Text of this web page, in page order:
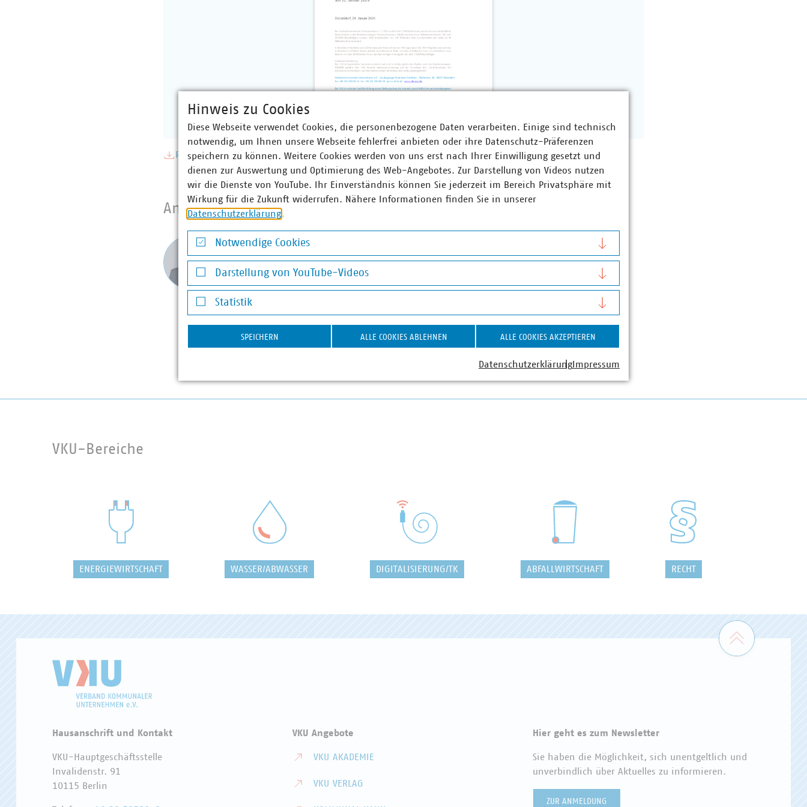
PDF Download
Ansprechpartner
Dr. Jürgen Kruse
Stv. Geschäftsführer
+49 211 159243-13
kruse(at)vku(dot)de
VKU-Bereiche
ENERGIEWIRTSCHAFT WASSER/ABWASSER DIGITALISIERUNG/TK ABFALLWIRTSCHAFT RECHT
Zum
Hausanschrift und Kontakt
VKU-Hauptgeschäftsstelle
Invalidenstr. 91
10115 Berlin
VKU Angebote
VKU AKADEMIE
VKU VERLAG
Hier geht es zum Newsletter
Sie haben die Möglichkeit, sich unentgeltlich und
unverbindlich über Aktuelles zu informieren.
ZUR ANMELDUNG
Hinweis zu Cookies
Diese Webseite verwendet Cookies, die personenbezogene Daten verarbeiten. Einige sind technisch
notwendig, um Ihnen unsere Webseite fehlerfrei anbieten oder ihre Datenschutz-Präferenzen
speichern zu können. Weitere Cookies werden von uns erst nach Ihrer Einwilligung gesetzt und
dienen zur Auswertung und Optimierung des Web-Angebotes. Zur Darstellung von Videos nutzen
wir die Dienste von YouTube. Ihr Einverständnis können Sie jederzeit im Bereich Privatsphäre mit
Wirkung für die Zukunft widerrufen. Nähere Informationen finden Sie in unserer
Datenschutzerklärung.
Notwendige Cookies
Notwendige Cookies
Darstellung von YouTube-Videos
Darstellung von YouTube-Videos
Statistik
Statistik
SPEICHERN ALLE COOKIES ABLEHNEN ALLE COOKIES AKZEPTIEREN
Datenschutzerklärung Impressum